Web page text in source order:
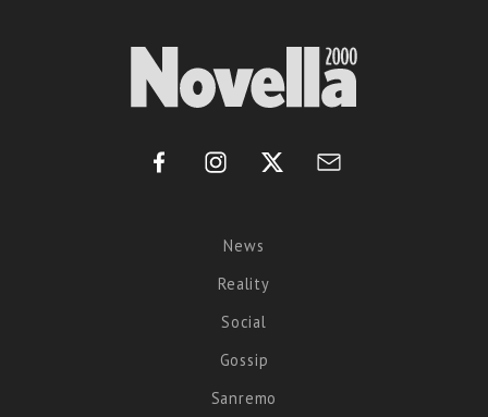
News
Reality
Social
Gossip
Sanremo